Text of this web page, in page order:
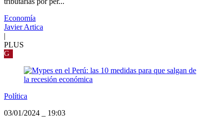
Economía
Javier Artica
|
PLUS
G
Política
03/01/2024
19:03